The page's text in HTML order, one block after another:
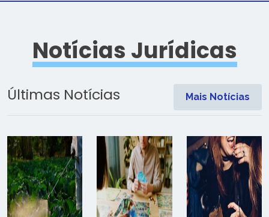
Notícias Jurídicas
Últimas Notícias Mais Notícias